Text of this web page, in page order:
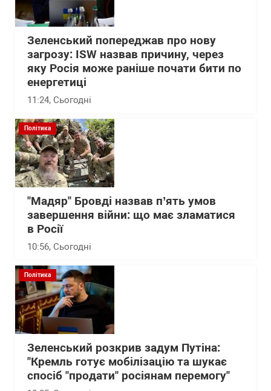
Зеленський попереджав про нову
загрозу: ISW назвав причину, через
яку Росія може раніше почати бити по
енергетиці
11:24, Сьогодні
Політика
"Мадяр" Бровді назвав п’ять умов
завершення війни: що має зламатися
в Росії
10:56, Сьогодні
Політика
Зеленський розкрив задум Путіна:
"Кремль готує мобілізацію та шукає
спосіб "продати" росіянам перемогу"